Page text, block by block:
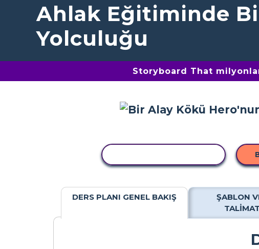
Ahlak Eğitiminde
Yolculuğu
Storyboard That
DERS PLANI GENEL BAKIŞ
ŞABLON